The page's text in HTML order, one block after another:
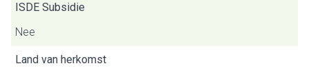
ISDE Subsidie
Nee
Land van herkomst